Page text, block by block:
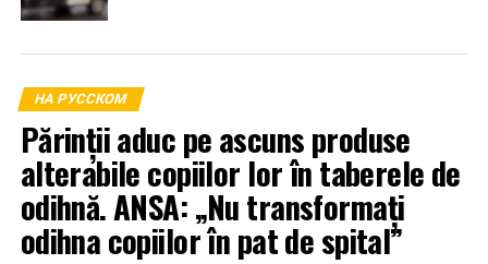
НА РУССКОМ
Părinții aduc pe ascuns produse
alterabile copiilor lor în taberele de
odihnă. ANSA: „Nu transformați
odihna copiilor în pat de spital”